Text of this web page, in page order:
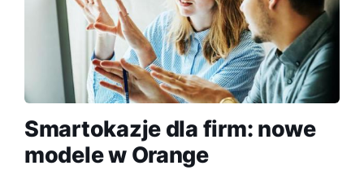
Smartokazje dla firm: nowe
modele w Orange